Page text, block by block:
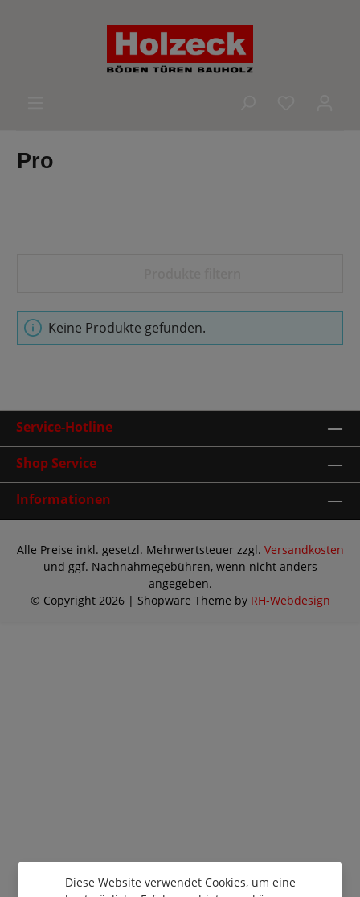
Pro
Keine Produkte gefunden.
Service-Hotline
Shop Service
Informationen
Alle Preise inkl. gesetzl. Mehrwertsteuer zzgl. Versandkosten
und ggf. Nachnahmegebühren, wenn nicht anders
angegeben.
© Copyright 2026 | Shopware Theme by RH-Webdesign
Diese Website verwendet Cookies, um eine